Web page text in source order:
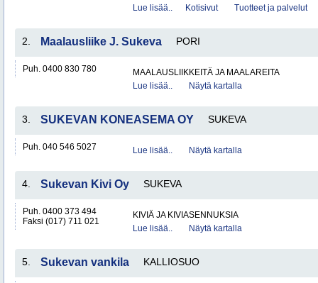
Lue lisää..
Kotisivut Tuotteet ja palvelut
2. Maalausliike J. Sukeva PORI
Puh. 0400 830 780
MAALAUSLIIKKEITÄ JA MAALAREITA
Lue lisää..
Näytä kartalla
3. SUKEVAN KONEASEMA OY SUKEVA
Puh. 040 546 5027 Lue lisää.. Näytä kartalla
4. Sukevan Kivi Oy SUKEVA
Puh. 0400 373 494
Faksi (017) 711 021
KIVIÄ JA KIVIASENNUKSIA
Lue lisää..
Näytä kartalla
5. Sukevan vankila KALLIOSUO